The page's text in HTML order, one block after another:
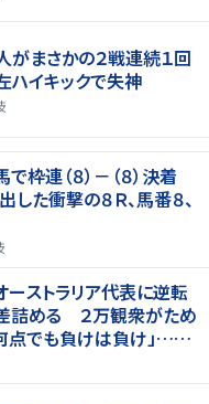
がまさかの２戦連続１回
ハイキックで失神
連（８）－（８）決着
た衝撃の８Ｒ、馬番８、
ーストラリア代表に逆転
詰める ２万観衆がため
でも負けは負け」…前
イ、３２ー３５で惜敗